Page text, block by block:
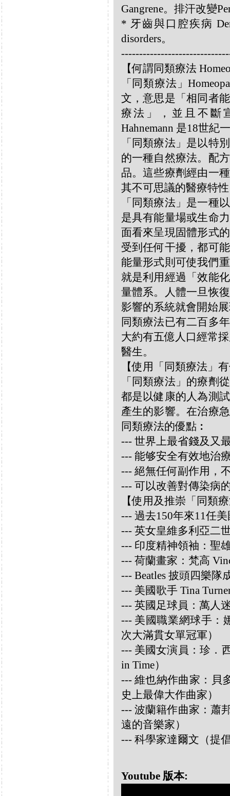
Gangrene。排汗改變
* 牙齒與口腔疾病
disorders。
【何謂同類療法
「同類療法」
文，意思是「相同者
療法」，並且不斷
Hahnemann 是18世紀
「同類療法」是以特
的一種自然療法。配
品。這些療劑經由一
其不可思議的醫療特
「同類療法」是一種
是具有能量場或生命
面看來呈現固體形式
受到任何干擾，都可
能量形式則可使我們
就是利用經過「效能
量體系。人體一旦恢
影響的系統就會開始
同類療法已有二百多
大約有五億人口經常
醫生。
【使用「同類療法」
「同類療法」的療劑
都是以健康的人為測
產生的影響。在治療
同類療法的優點︰
--- 世界上最省錢及又
--- 能够安全有效地治
--- 絕無任何副作用，
--- 可以改善對傳染病
【使用及推崇「同類
--- 過去150年來11任
--- 英女皇維多利亞二
--- 印度精神領袖：聖
--- 荷蘭畫家：梵高
--- Beatles 披頭四樂隊
--- 美國歌手 Tina
--- 英國足球員：萬人
--- 美國職業網球手：
次大滿貫女單冠軍）
--- 美國女演員：珍．
in Time）
--- 維也納作曲家：貝
史上最偉大作曲家）
--- 波蘭籍作曲家：蕭
遠的音樂家）
--- 科學家達爾文（提
Youtube 版本: